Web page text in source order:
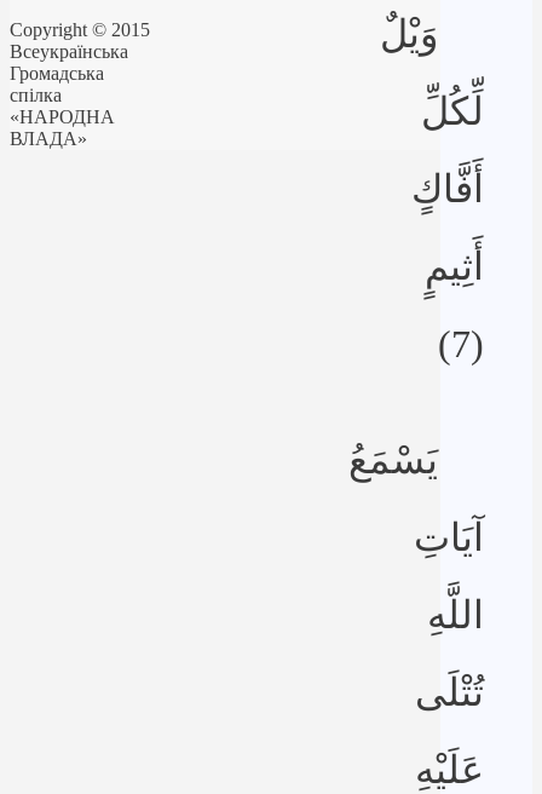
وَيْلٌ
لِّكُلِّ
أَفَّاكٍ
أَثِيمٍ
(7)
يَسْمَعُ
آيَاتِ
اللَّهِ
تُتْلَى
عَلَيْهِ
Copyright © 2015
Всеукраїнська
Громадська
спілка
«НАРОДНА
ВЛАДА»